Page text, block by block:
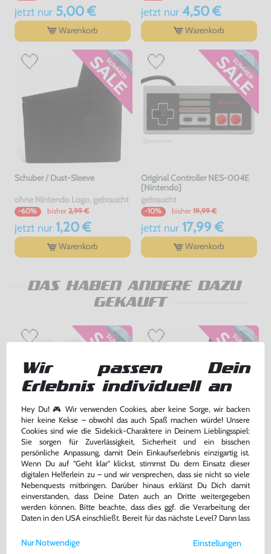
jetzt nur5,00 €
Warenkorb
jetzt nur4,50 €
Warenkorb
Schuber / Dust-Sleeve
ohne Nintendo Logo, gebraucht
-60% bisher 2,99 €
jetzt nur1,20 €
Warenkorb
Original Controller NES-004E
[Nintendo]
gebraucht
-10% bisher 19,99 €
jetzt nur17,99 €
Warenkorb
DAS HABEN ANDERE DAZU
GEKAUFT
je ein Scart Cinch Adapter
[Dritthersteller]
gebraucht
-52% bisher 4,99 €
jetzt nur2,39 €
Warenkorb
Schuber / Dust-Sleeve
ohne Nintendo Logo, gebraucht
-60% bisher 2,99 €
jetzt nur 1,20 €
Warenkorb
Wir passen Dein
Erlebnis individuell an
Hey Du! 🎮 Wir verwenden Cookies, aber keine Sorge, wir backen
hier keine Kekse – obwohl das auch Spaß machen würde! Unsere
Cookies sind wie die Sidekick-Charaktere in Deinem Lieblingsspiel:
Sie sorgen für Zuverlässigkeit, Sicherheit und ein bisschen
persönliche Anpassung, damit Dein Einkaufserlebnis einzigartig ist.
Wenn Du auf "Geht klar" klickst, stimmst Du dem Einsatz dieser
digitalen Helferlein zu – und wir versprechen, dass sie nicht so viele
Nebenquests mitbringen. Darüber hinaus erklärst Du Dich damit
einverstanden, dass Deine Daten auch an Dritte weitergegeben
werden können. Bitte beachte, dass dies ggf. die Verarbeitung der
Daten in den USA einschließt. Bereit für das nächste Level? Dann lass
Weitere Informationen zu den von uns verwendeten Cookies und
Einstellungen
Nur Notwendige